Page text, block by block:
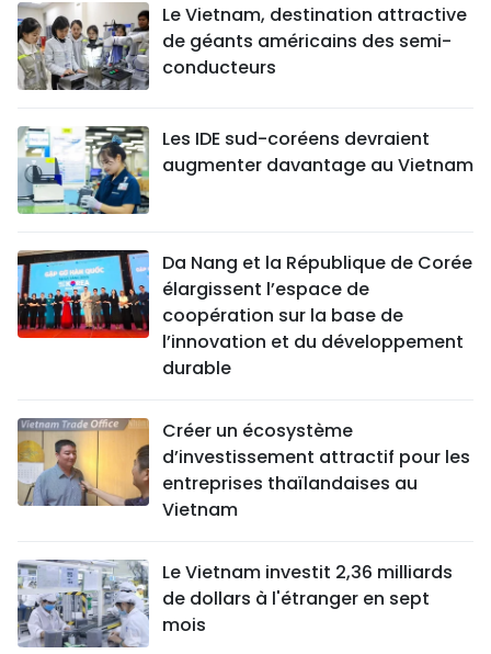
Le Vietnam, destination attractive
de géants américains des semi-
conducteurs
Les IDE sud-coréens devraient
augmenter davantage au Vietnam
Da Nang et la République de Corée
élargissent l’espace de
coopération sur la base de
l’innovation et du développement
durable
Créer un écosystème
d’investissement attractif pour les
entreprises thaïlandaises au
Vietnam
Le Vietnam investit 2,36 milliards
de dollars à l'étranger en sept
mois